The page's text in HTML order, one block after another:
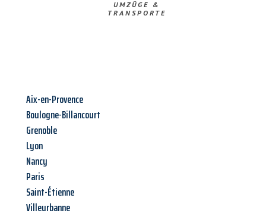
UMZÜGE &
TRANSPORTE
Aix-en-Provence
Boulogne-Billancourt
Grenoble
Lyon
Nancy
Paris
Saint-Étienne
Villeurbanne